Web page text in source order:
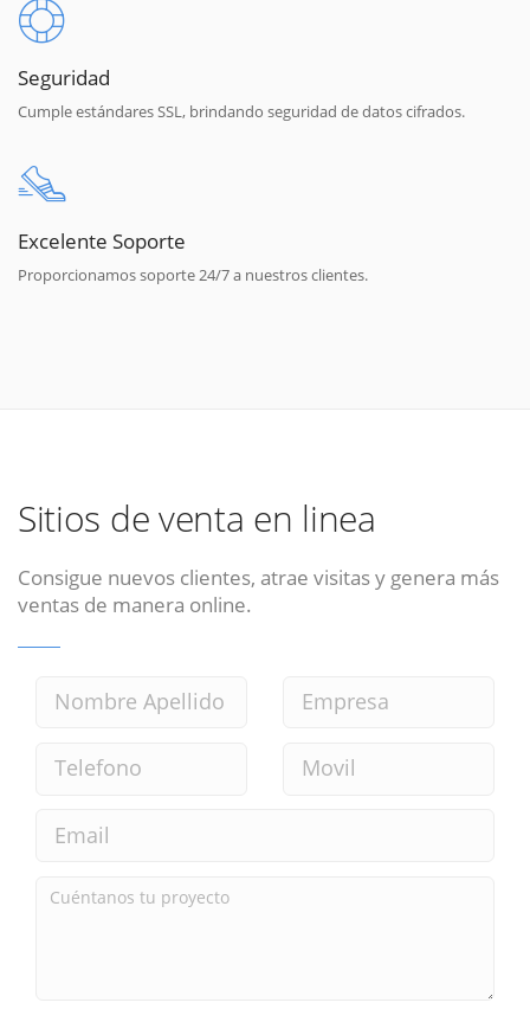
Seguridad
Cumple estándares SSL, brindando seguridad de datos cifrados.
Excelente Soporte
Proporcionamos soporte 24/7 a nuestros clientes.
Sitios de venta en linea
Consigue nuevos clientes, atrae visitas y genera más
ventas de manera online.